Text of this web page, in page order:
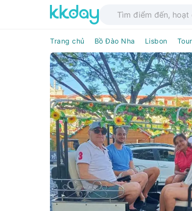
Trang chủ Bồ Đào Nha Lisbon